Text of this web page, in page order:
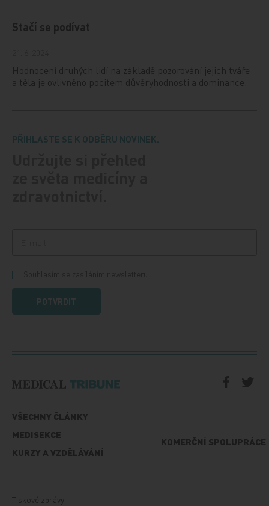
Stačí se podívat
Hodnocení druhých lidí na základě pozorování jejich tváře
a těla je ovlivněno pocitem důvěryhodnosti a dominance.
PŘIHLASTE SE K ODBĚRU NOVINEK.
POTVRDIT
VŠECHNY ČLÁNKY
MEDISEKCE
KURZY A VZDĚLÁVÁNÍ
KOMERČNÍ SPOLUPRÁCE
Tiskové zprávy